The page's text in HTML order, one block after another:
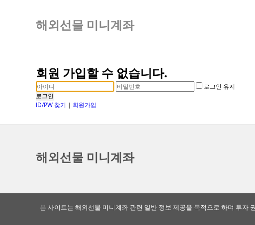
해외선물 미니계좌
회원 가입할 수 없습니다.
로그인 유지
로그인
ID/PW 찾기 | 회원가입
해외선물 미니계좌
본 사이트는 해외선물 미니계좌 관련 일반 정보 제공을 목적으로 하며 투자